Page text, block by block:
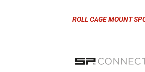
ROLL CAGE MOUNT